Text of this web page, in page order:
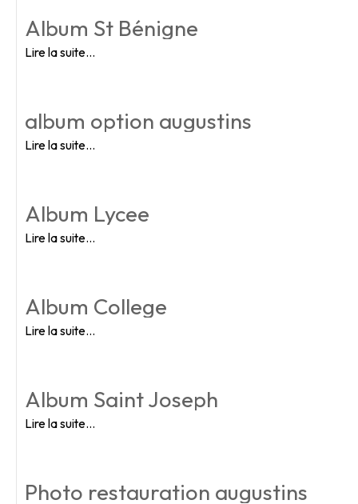
Album St Bénigne
Lire la suite…
album option augustins
Lire la suite…
Album Lycee
Lire la suite…
Album College
Lire la suite…
Album Saint Joseph
Lire la suite…
Photo restauration augustins